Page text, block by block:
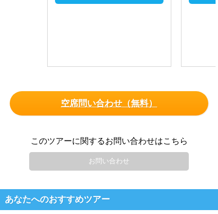
空席問い合わせ（無料）
このツアーに関するお問い合わせはこちら
お問い合わせ
あなたへのおすすめツアー